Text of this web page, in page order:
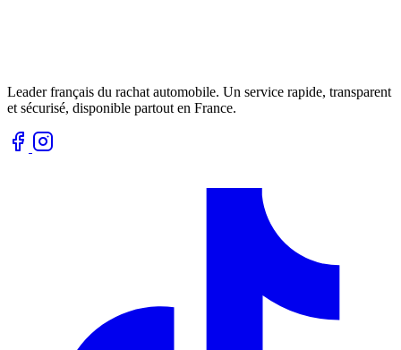
Leader français du rachat automobile. Un service rapide, transparent
et sécurisé, disponible partout en France.